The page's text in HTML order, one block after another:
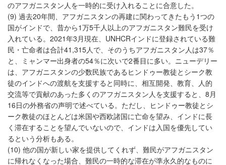
のアフガニスタン人を一時的に受け入れることに合意した。
(9) 過去20年間、アフガニスタンの再建に関わってきたもう1つの
国がインドで、昔から1万5千人以上のアフガニスタン難民を受け
入れている。2021年3月現在、UNHCRインドに登録されている難
民・亡命者は合計41,315人で、そのうちアフガニスタン人は37％
と、ミャンマー出身者の54％に次いで2番目に多い。ニューデリー
は、アフガニスタンの少数民族であるヒンドゥー教徒とシーク教
徒のインドへの渡航を支援すると同時に、相互開発、教育、人的
交流等で貢献のあった多くのアフガニスタン人を支援すると、8月
16日の外務省の声明で述べている。ただし、ヒンドゥー教徒とシ
ーク教徒のほとんどは米国や西欧諸国に亡命を望み、インドに長
く滞在することを望んでいないので、インドは入国を優先してい
るという分析もある。
(10) 他の国が新しい家を提供してくれず、難民がアフガニスタン
に帰れなくなった場合、難民の一時的な滞在が準永久的なものに